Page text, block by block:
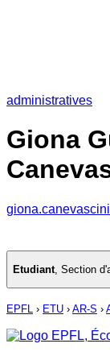
administratives
Giona
Etudiant, Section
EPFL › ETU › AR-S ›